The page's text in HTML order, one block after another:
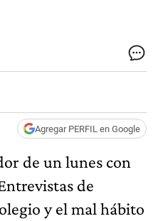
Agregar PERFIL en Google
de un lunes con
de
y el mal hábito